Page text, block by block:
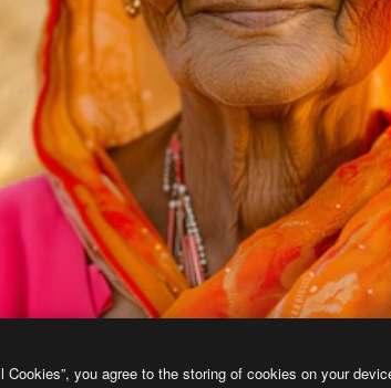
成ツールを使うと、あなた独自の画像を作成できます。
Cookies”, you agree to the storing of cookies on your